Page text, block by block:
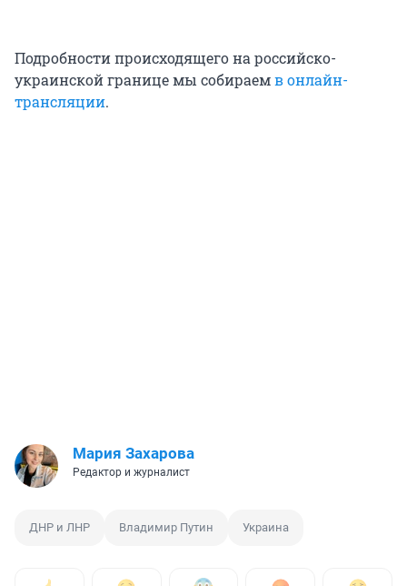
Подробности происходящего на российско-
украинской границе мы собираемв онлайн-
трансляции.
Мария Захарова
Редактор и журналист
ДНР и ЛНР Владимир Путин Украина